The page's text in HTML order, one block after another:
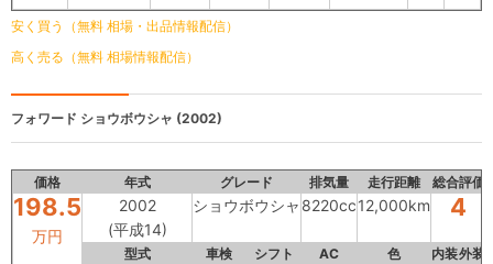
安く買う（無料 相場・出品情報配信）
高く売る（無料 相場情報配信）
フォワード ショウボウシャ (2002)
価格 年式 グレード 排気量 走行距離 総合評価
198.5
万円
2002
(平成14)
ショウボウシャ 8220cc12,000km 4
型式 車検 シフト AC 色 内装外装